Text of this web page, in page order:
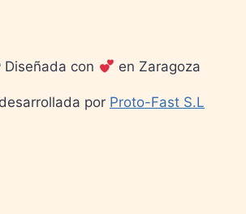
con en Zaragoza
por Proto-Fast S.L